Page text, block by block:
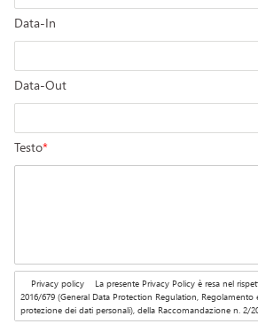
Data-In
Data-Out
Testo*